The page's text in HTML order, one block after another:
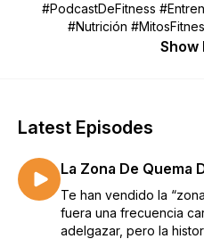
#PodcastDeFitness
#Nutrición
Show
Latest Episodes
La Zona De Quema
Te han vendido la
fuera una frecuencia
adelgazar, pero la